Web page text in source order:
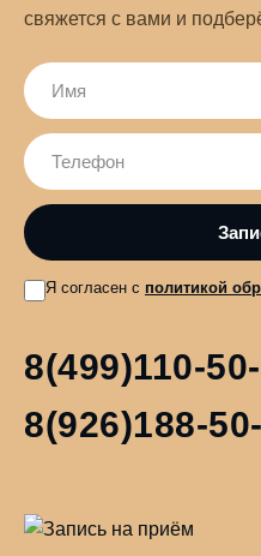
свяжется с вами и
Я согласен с политикой
8(499)110-
8(926)188-